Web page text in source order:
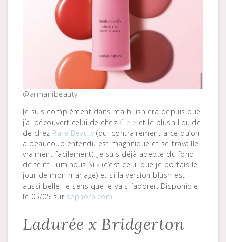
@armanibeauty
Je suis complément dans ma blush era depuis que
j’ai découvert celui de chez Ciele et le blush liquide
de chez Rare Beauty (qui contrairement à ce qu’on
a beaucoup entendu est magnifique et se travaille
vraiment facilement). Je suis déjà adepte du fond
de teint Luminous Silk (c’est celui que je portais le
jour de mon mariage) et si la version blush est
aussi belle, je sens que je vais l’adorer. Disponible
le 05/05 sur sephora.com
Ladurée x Bridgerton